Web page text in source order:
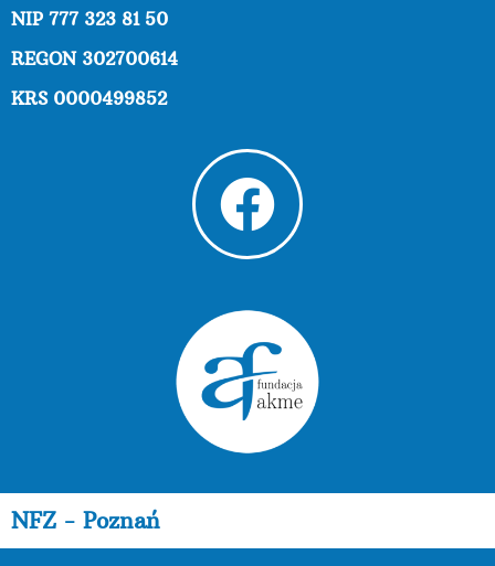
NIP 777 323 81 50
REGON 302700614
KRS 0000499852
NFZ - Poznań